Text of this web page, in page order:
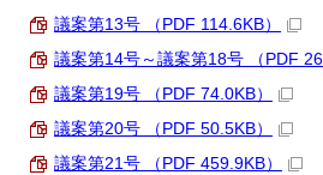
議案第13号 （PDF 114.6KB）
議案第14号～議案第18号 （PDF
議案第19号 （PDF 74.0KB）
議案第20号 （PDF 50.5KB）
議案第21号 （PDF 459.9KB）